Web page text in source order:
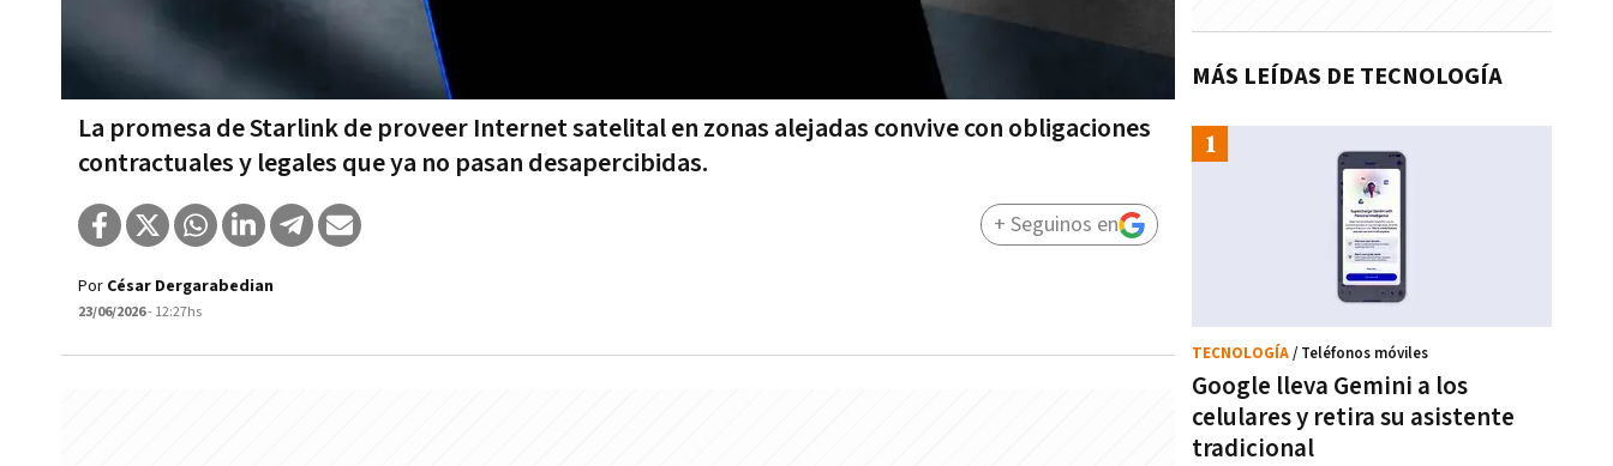
La promesa de Starlink de proveer Internet satelital en zonas alejadas convive con obligaciones
contractuales y legales que ya no pasan desapercibidas.
Por César Dergarabedian
23/06/2026- 12:27hs
+ Seguinos en
MÁS LEÍDAS DE TECNOLOGÍA
Google lleva Gemini a los
celulares y retira su asistente
tradicional
TECNOLOGÍA/ Teléfonos móviles